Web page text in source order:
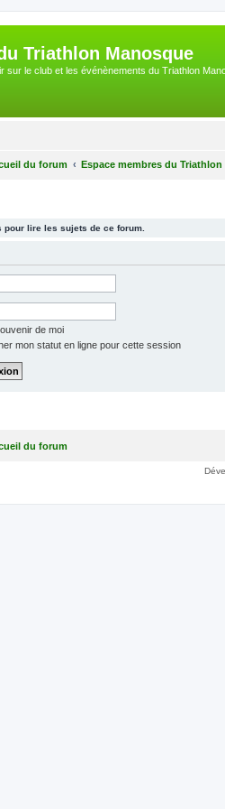
Triathlon Manosque
sur le club et les événènements du Triathlon
du forum Espace membres du Triathlon
pour lire les sujets de ce forum.
de moi
mon statut en ligne pour cette session
du forum